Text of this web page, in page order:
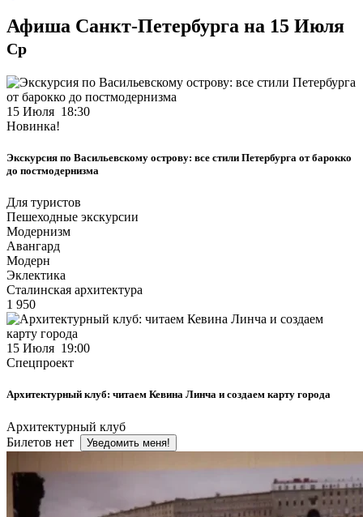
Афиша Санкт-Петербурга на 15 Июля
Ср
15 Июля 18:30
Новинка!
Экскурсия по Васильевскому острову: все стили Петербурга от барокко
до постмодернизма
Для туристов
Пешеходные экскурсии
Модернизм
Авангард
Модерн
Эклектика
Сталинская архитектура
1 950
15 Июля 19:00
Спецпроект
Архитектурный клуб: читаем Кевина Линча и создаем карту города
Архитектурный клуб
Билетов нет
Уведомить меня!